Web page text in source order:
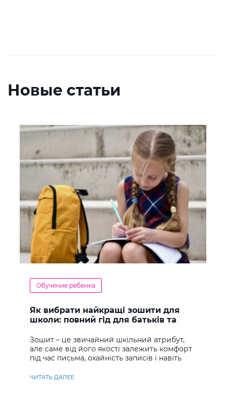
Новые статьи
Обучение ребенка
Як вибрати найкращі зошити для
школи: повний гід для батьків та
Зошит – це звичайний шкільний атрибут,
але саме від його якості залежить комфорт
під час письма, охайність записів і навіть
ЧИТАТЬ ДАЛЕЕ